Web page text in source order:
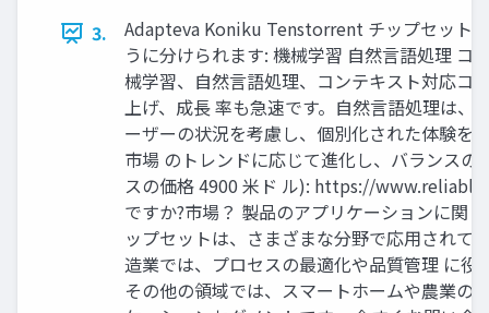
3.
Adapteva Koniku Tenstorrent チップセット
うに分けられます: 機械学習 自然言語処理 コ
械学習、自然言語処理、コンテキスト対応コ
上げ、成長 率も急速です。自然言語処理は
ーザーの状況を考慮し、個別化された体験を
市場 のトレンドに応じて進化し、バランス
スの価格 4900 米ド ル): https://
ですか?市場？ 製品のアプリケーションに関
ップセットは、さまざまな分野で応用されて
造業では、プロセスの最適化や品質管理 に
その他の領域では、スマートホームや農業の